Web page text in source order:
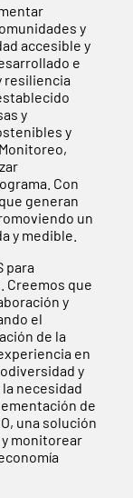
y
accesible y
e
resiliencia
y
y
Con
generan
un
y medible.
para
Creemos que
y
el
de la
en
y
necesidad
de
una solución
monitorear